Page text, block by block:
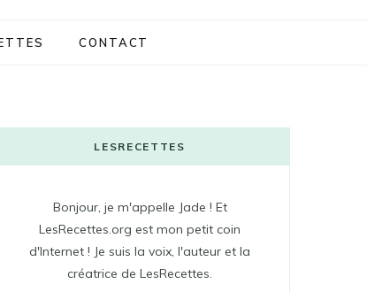
CONTACT
LESRECETTES
Bonjour, je m'appelle Jade ! Et
LesRecettes.org est mon petit coin
d'Internet ! Je suis la voix, l'auteur et la
créatrice de LesRecettes.